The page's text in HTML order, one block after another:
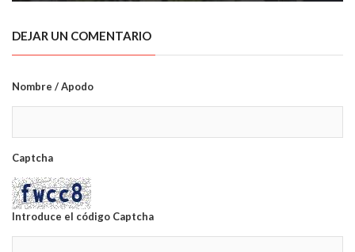
DEJAR UN COMENTARIO
Nombre / Apodo
Captcha
Introduce el código Captcha